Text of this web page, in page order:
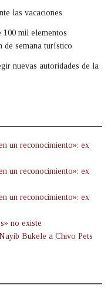
las vacaciones
100 mil elementos
de semana turístico
nuevas autoridades de la
un reconocimiento»: ex
un reconocimiento»: ex
un reconocimiento»: ex
no existe
Bukele a Chivo Pets